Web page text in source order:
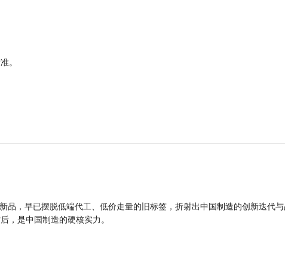
。
品，早已摆脱低端代工、低价走量的旧标签，折射出中国制造的创新迭代
，是中国制造的硬核实力。